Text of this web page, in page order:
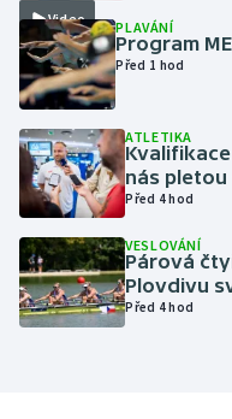
Lyže a snowboard
Moderní pětiboj
Motorsport
Olympijské hry
Parasport
Plavání
Video PLAVÁNÍ
Program
Před 1 hod
ATLETIKA
nás pletou
Před 4 hod
VESLOVÁNÍ
Párová
Plovdivu
Před 4 hod